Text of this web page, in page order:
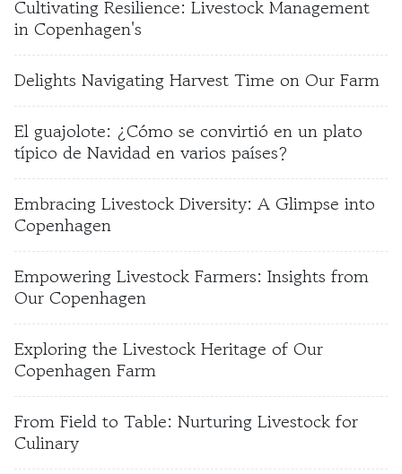
Cultivating Resilience: Livestock Management
in Copenhagen's
Delights Navigating Harvest Time on Our Farm
El guajolote: ¿Cómo se convirtió en un plato
típico de Navidad en varios países?
Embracing Livestock Diversity: A Glimpse into
Copenhagen
Empowering Livestock Farmers: Insights from
Our Copenhagen
Exploring the Livestock Heritage of Our
Copenhagen Farm
From Field to Table: Nurturing Livestock for
Culinary